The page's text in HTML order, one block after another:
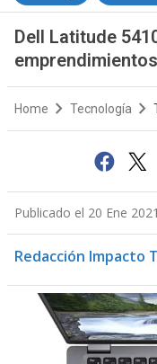
Dell Latitude
emprendimientos
Home Tecnología
Publicado el 20 Ene 2021
Redacción Impacto